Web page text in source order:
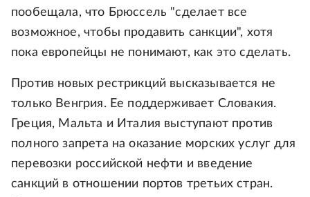
пообещала, что Брюссель "сделает все
возможное, чтобы продавить санкции", хотя
пока европейцы не понимают, как это сделать.
Против новых рестрикций высказывается не
только Венгрия. Ее поддерживает Словакия.
Греция, Мальта и Италия выступают против
полного запрета на оказание морских услуг для
перевозки российской нефти и введение
санкций в отношении портов третьих стран.